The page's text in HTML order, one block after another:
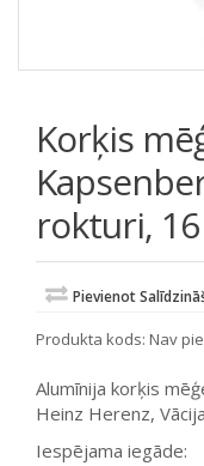
Korķis
rokturi,
Pievienot
Produkta kods: Nav
Alumīnija korķis
Heinz Herenz,
Iespējama iegāde: